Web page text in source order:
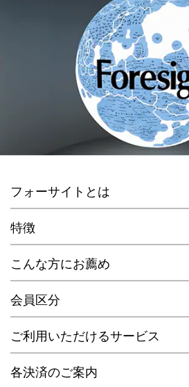
フォーサイトとは
特徴
こんな方にお薦め
会員区分
ご利用いただけるサービス
各決済のご案内